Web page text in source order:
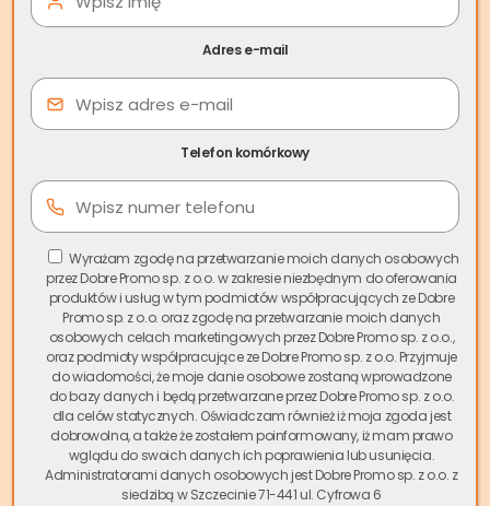
potencjalnych nabywców. W ostatnich latach zauważalny
jest znaczący wzrost zapotrzebowania naskup
nieruchomości w Zagórowie, co odpowiada na potrzeby
mieszkańców poszukujących szybkiego i
bezproblemowego sposobu sprzedaży swoich mieszkań i
Spis treści
Firma Skup.io, lider rynku skupu nieruchomości w Polsce,
oferuje mieszkańcom Zagórowa możliwość
przeprowadzenia kompleksowej transakcji w zaledwie kilka
dni. Dzięki naszemu doświadczeniu i profesjonalnemu
podejściu,szybka sprzedaż mieszkania w Zagórowie
staje się realna i dostępna dla każdego właściciela.
Dlaczego warto wybraćskup mieszkań Zagórówzamiast
tradycyjnej sprzedaży? Przede wszystkim oszczędzasz
czas – nie musisz czekać miesiącami na potencjalnego
Adres e-mail
Telefon komórkowy
Wyrażam zgodę na przetwarzanie moich danych osobowych
przez Dobre Promo sp. z o.o. w zakresie niezbędnym do oferowania
produktów i usług w tym podmiotów współpracujących ze Dobre
Promo sp. z o.o. oraz zgodę na przetwarzanie moich danych
osobowych celach marketingowych przez Dobre Promo sp. z o.o.,
oraz podmioty współpracujące ze Dobre Promo sp. z o.o. Przyjmuje
do wiadomości, że moje danie osobowe zostaną wprowadzone
do bazy danych i będą przetwarzane przez Dobre Promo sp. z o.o.
dla celów statycznych. Oświadczam również iż moja zgoda jest
dobrowolna, a także że zostałem poinformowany, iż mam prawo
wglądu do swoich danych ich poprawienia lub usunięcia.
Administratorami danych osobowych jest Dobre Promo sp. z o.o. z
siedzibą w Szczecinie 71-441 ul. Cyfrowa 6